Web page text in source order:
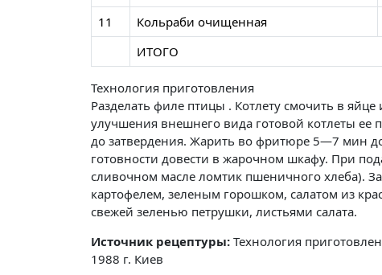
11
Кольраби очищенная
ИТОГО
Технология приготовления
Разделать филе птицы . Котлету смочить в
улучшения внешнего вида готовой котлеты ее
до затвердения. Жарить во фритюре 5—7 мин
готовности довести в жарочном шкафу. При
сливочном масле ломтик пшеничного хлеба).
картофелем, зеленым горошком, салатом из
свежей зеленью петрушки, листьями салата.
Источник рецептуры: Технология
1988 г. Киев